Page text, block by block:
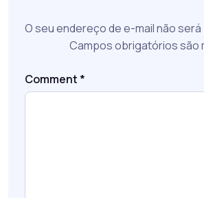
O seu endereço de e-mail não
Campos obrigatórios são
Comment *